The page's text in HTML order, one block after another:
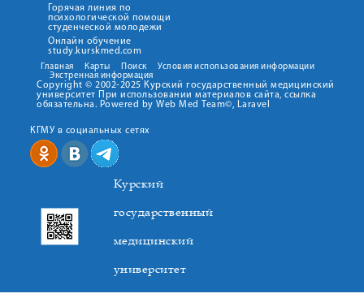
Горячая линия по
психологической помощи
студенческой молодежи
Онлайн обучение
study.kurskmed.com
Главная Карты Поиск
Условия использования информации
Экстренная информация
Copyright © 2002-2025 Курский государственный медицинский
университет При использовании материалов сайта, ссылка
обязательна. Powered by Web Med Team©, Laravel
КГМУ в социальных сетях
Курский
государственный
медицинский
университет